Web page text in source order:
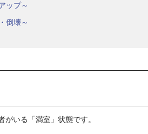
ップ～
倒壊～
いる「満室」状態です。